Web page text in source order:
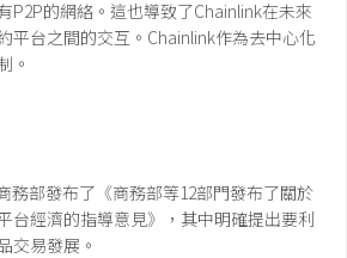
P2P的網絡。這也導致了Chainlink在未來
平台之間的交互。Chainlink作為去中心化
。
務部發布了《商務部等12部門發布了關於
台經濟的指導意見》，其中明確提出要利
交易發展。